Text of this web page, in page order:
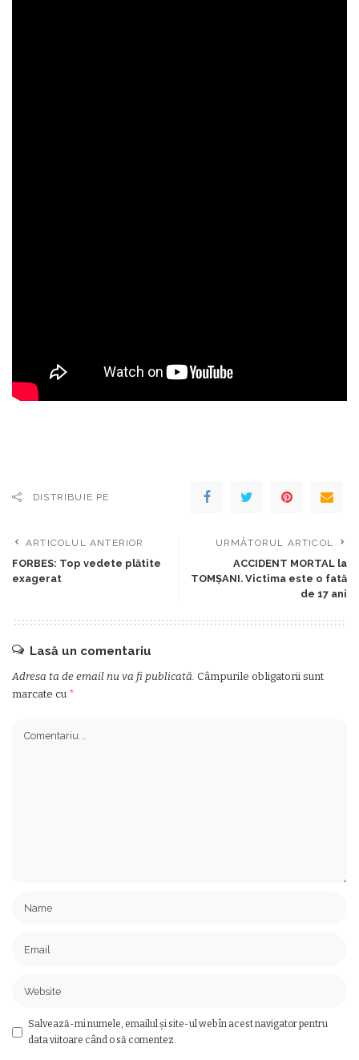
DISTRIBUIE PE
ARTICOLUL ANTERIOR
FORBES: Top vedete plătite
exagerat
URMĂTORUL ARTICOL
ACCIDENT MORTAL la
TOMŞANI. Victima este o fată
de 17 ani
Lasă un comentariu
Adresa ta de email nu va fi publicată. Câmpurile obligatorii sunt
marcate cu *
Salvează-mi numele, emailul și site-ul web în acest navigator pentru
data viitoare când o să comentez.